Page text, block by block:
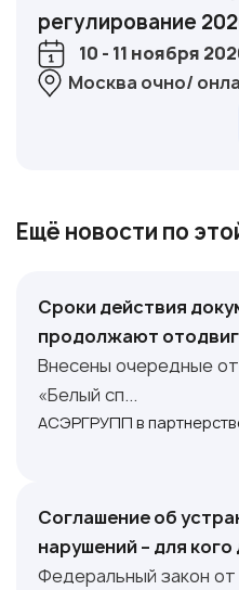
регулирование
10 - 11 ноября
Москва очно/
Ещё новости по
Сроки действия
продолжают
Внесены очередные
«Белый сп...
АСЭРГРУПП в
Соглашение об
нарушений – для
Федеральный закон